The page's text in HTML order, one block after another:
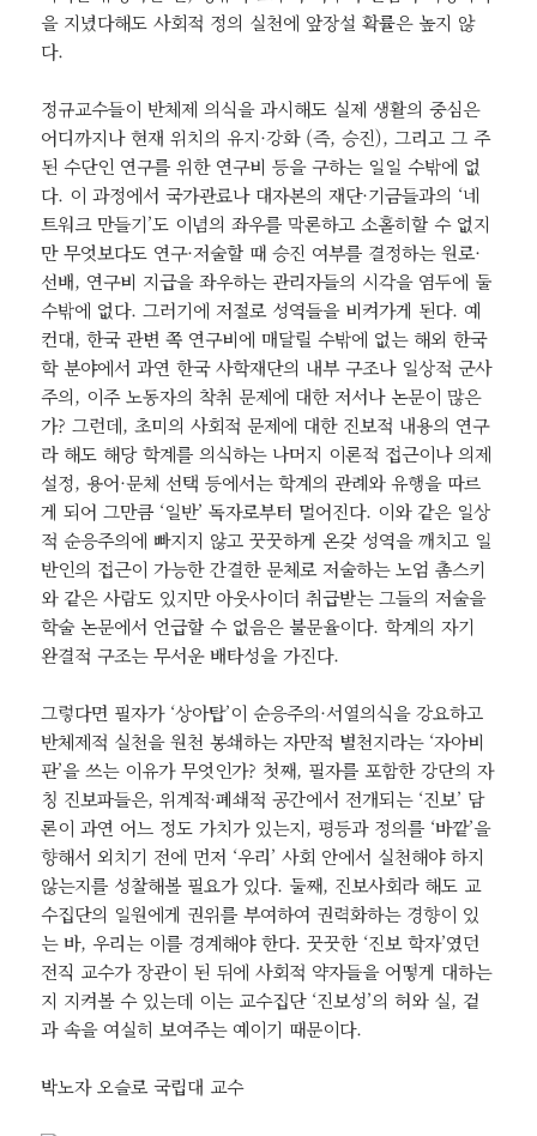
을 지녔다해도 사회적 정의 실천에 앞장설 확률은 높지 않
다.
정규교수들이 반체제 의식을 과시해도 실제 생활의 중심은
어디까지나 현재 위치의 유지·강화 (즉, 승진), 그리고 그 주
된 수단인 연구를 위한 연구비 등을 구하는 일일 수밖에 없
다. 이 과정에서 국가관료나 대자본의 재단·기금들과의 ‘네
트워크 만들기’도 이념의 좌우를 막론하고 소홀히할 수 없지
만 무엇보다도 연구·저술할 때 승진 여부를 결정하는 원로·
선배, 연구비 지급을 좌우하는 관리자들의 시각을 염두에 둘
수밖에 없다. 그러기에 저절로 성역들을 비켜가게 된다. 예
컨대, 한국 관변 쪽 연구비에 매달릴 수밖에 없는 해외 한국
학 분야에서 과연 한국 사학재단의 내부 구조나 일상적 군사
주의, 이주 노동자의 착취 문제에 대한 저서나 논문이 많은
가? 그런데, 초미의 사회적 문제에 대한 진보적 내용의 연구
라 해도 해당 학계를 의식하는 나머지 이론적 접근이나 의제
설정, 용어·문체 선택 등에서는 학계의 관례와 유행을 따르
게 되어 그만큼 ‘일반’ 독자로부터 멀어진다. 이와 같은 일상
적 순응주의에 빠지지 않고 꿋꿋하게 온갖 성역을 깨치고 일
반인의 접근이 가능한 간결한 문체로 저술하는 노엄 촘스키
와 같은 사람도 있지만 아웃사이더 취급받는 그들의 저술을
학술 논문에서 언급할 수 없음은 불문율이다. 학계의 자기
완결적 구조는 무서운 배타성을 가진다.
그렇다면 필자가 ‘상아탑’이 순응주의·서열의식을 강요하고
반체제적 실천을 원천 봉쇄하는 자만적 별천지라는 ‘자아비
판’을 쓰는 이유가 무엇인가? 첫째, 필자를 포함한 강단의 자
칭 진보파들은, 위계적·폐쇄적 공간에서 전개되는 ‘진보’ 담
론이 과연 어느 정도 가치가 있는지, 평등과 정의를 ‘바깥’을
향해서 외치기 전에 먼저 ‘우리’ 사회 안에서 실천해야 하지
않는지를 성찰해볼 필요가 있다. 둘째, 진보사회라 해도 교
수집단의 일원에게 권위를 부여하여 권력화하는 경향이 있
는 바, 우리는 이를 경계해야 한다. 꿋꿋한 ‘진보 학자’였던
전직 교수가 장관이 된 뒤에 사회적 약자들을 어떻게 대하는
지 지켜볼 수 있는데 이는 교수집단 ‘진보성’의 허와 실, 겉
과 속을 여실히 보여주는 예이기 때문이다.
박노자 오슬로 국립대 교수